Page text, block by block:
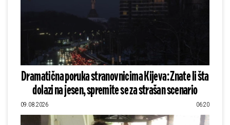
Dramatična poruka stranovnicima Kijeva: Znate li šta
dolazi na jesen, spremite se za strašan scenario
09.08.2026 06:20